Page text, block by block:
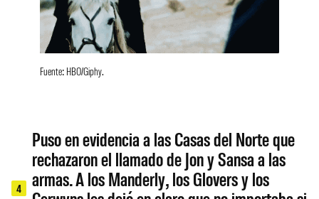
Fuente: HBO/Giphy.
4
Puso en evidencia a las Casas del Norte que
rechazaron el llamado de Jon y Sansa a las
armas. A los Manderly, los Glovers y los